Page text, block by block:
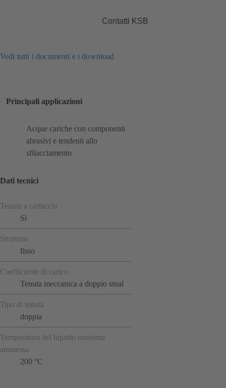
Contatti KSB
Vedi tutti i documenti e i download
Principali applicazioni
Acque cariche con componenti
abrasivi e tendenti allo
sfilacciamento
Dati tecnici
Tenuta a cartuccia
Sì
Struttura
fisso
Coefficiente di carico
Tenuta meccanica a doppio smal
Tipo di tenuta
doppia
Temperatura del liquido massima
ammessa
200 °C